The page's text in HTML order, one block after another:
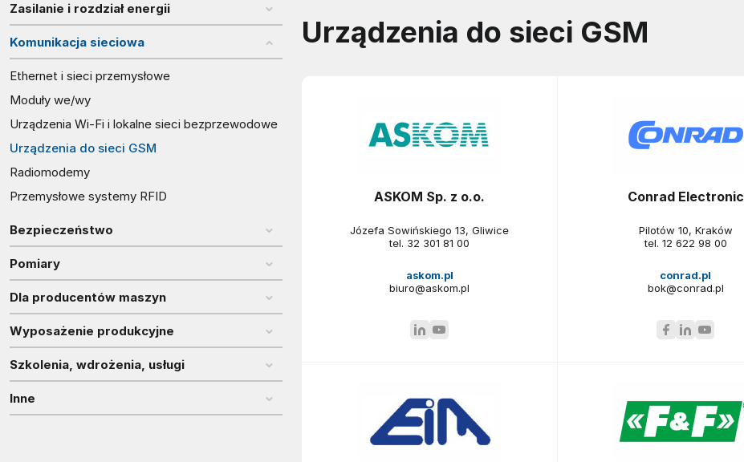
Zasilanie i rozdział energii
Komunikacja sieciowa
Ethernet i sieci przemysłowe
Moduły we/wy
Urządzenia Wi-Fi i lokalne sieci bezprzewodowe
Urządzenia do sieci GSM
Radiomodemy
Przemysłowe systemy RFID
Bezpieczeństwo
Pomiary
Dla producentów maszyn
Wyposażenie produkcyjne
Szkolenia, wdrożenia, usługi
Inne
Urządzenia do sieci GSM
ASKOM Sp. z o.o.
Józefa Sowińskiego 13, Gliwice
tel. 32 301 81 00
askom.pl
biuro@askom.pl
Conrad Electronic
Pilotów 10, Kraków
tel. 12 622 98 00
conrad.pl
bok@conrad.pl